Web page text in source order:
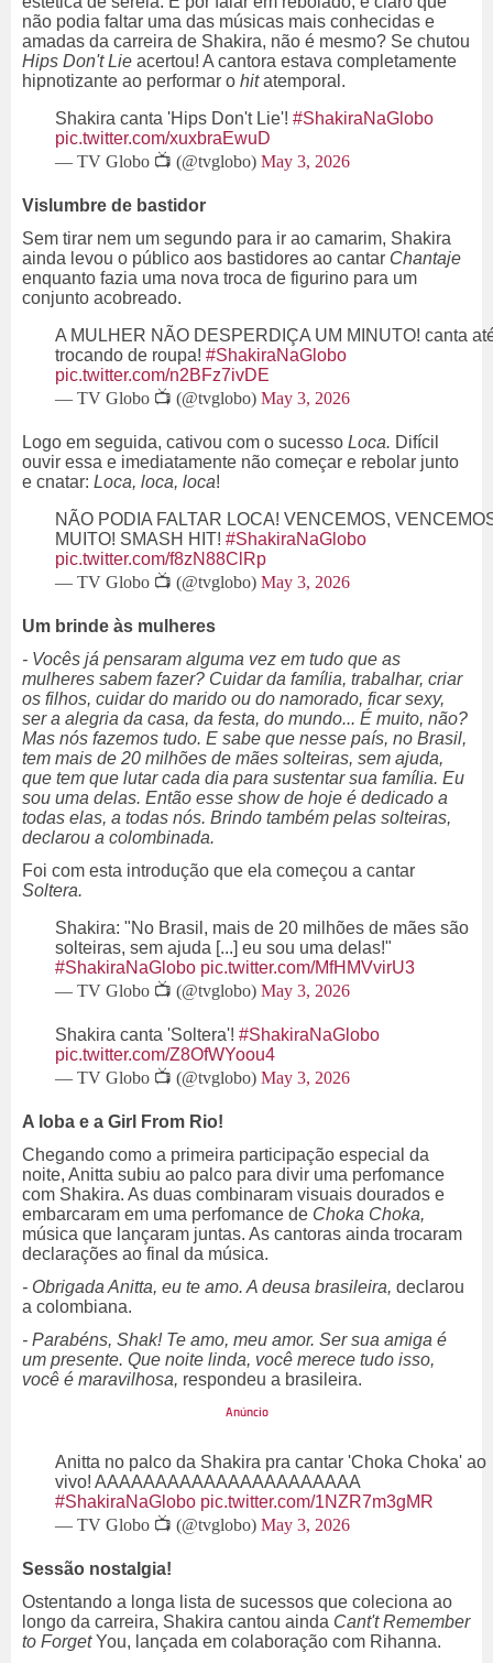
não podia faltar uma das músicas mais conhecidas e
amadas da carreira de Shakira, não é mesmo? Se chutou
Hips Don't Lie acertou! A cantora estava completamente
hipnotizante ao performar o hitatemporal.
Shakira canta 'Hips Don't Lie'! #ShakiraNaGlobo
pic.twitter.com/xuxbraEwuD
— TV Globo 📺 (@tvglobo) May 3, 2026
Vislumbre de bastidor
Sem tirar nem um segundo para ir ao camarim, Shakira
ainda levou o público aos bastidores ao cantar Chantaje
enquanto fazia uma nova troca de figurino para um
conjunto acobreado.
A MULHER NÃO DESPERDIÇA UM MINUTO! canta
trocando de roupa! #ShakiraNaGlobo
pic.twitter.com/n2BFz7ivDE
— TV Globo 📺 (@tvglobo) May 3, 2026
Logo em seguida, cativou com o sucesso Loca. Difícil
ouvir essa e imediatamente não começar e rebolar junto
e cnatar: Loca, loca, loca!
NÃO PODIA FALTAR LOCA! VENCEMOS,
MUITO! SMASH HIT! #ShakiraNaGlobo
pic.twitter.com/f8zN88ClRp
— TV Globo 📺 (@tvglobo) May 3, 2026
Um brinde às mulheres
- Vocês já pensaram alguma vez em tudo que as
mulheres sabem fazer? Cuidar da família, trabalhar, criar
os filhos, cuidar do marido ou do namorado, ficar sexy,
ser a alegria da casa, da festa, do mundo... É muito, não?
Mas nós fazemos tudo. E sabe que nesse país, no Brasil,
tem mais de 20 milhões de mães solteiras, sem ajuda,
que tem que lutar cada dia para sustentar sua família. Eu
sou uma delas. Então esse show de hoje é dedicado a
todas elas, a todas nós. Brindo também pelas solteiras,
declarou a colombinada.
Foi com esta introdução que ela começou a cantar
Soltera.
Shakira: "No Brasil, mais de 20 milhões de mães são
solteiras, sem ajuda [...] eu sou uma delas!"
#ShakiraNaGlobo pic.twitter.com/MfHMVvirU3
— TV Globo 📺 (@tvglobo) May 3, 2026
Shakira canta 'Soltera'! #ShakiraNaGlobo
pic.twitter.com/Z8OfWYoou4
— TV Globo 📺 (@tvglobo) May 3, 2026
A loba e a Girl From Rio!
Chegando como a primeira participação especial da
noite, Anitta subiu ao palco para divir uma perfomance
com Shakira. As duas combinaram visuais dourados e
embarcaram em uma perfomance de Choka Choka,
música que lançaram juntas. As cantoras ainda trocaram
declarações ao final da música.
- Obrigada Anitta, eu te amo. A deusa brasileira, declarou
a colombiana.
- Parabéns, Shak! Te amo, meu amor. Ser sua amiga é
um presente. Que noite linda, você merece tudo isso,
você é maravilhosa, respondeu a brasileira.
Anitta no palco da Shakira pra cantar 'Choka Choka' ao
vivo! AAAAAAAAAAAAAAAAAAAAAA
#ShakiraNaGlobo pic.twitter.com/1NZR7m3gMR
— TV Globo 📺 (@tvglobo) May 3, 2026
Sessão nostalgia!
Ostentando a longa lista de sucessos que coleciona ao
longo da carreira, Shakira cantou ainda Cant't Remember
to ForgetYou, lançada em colaboração com Rihanna.